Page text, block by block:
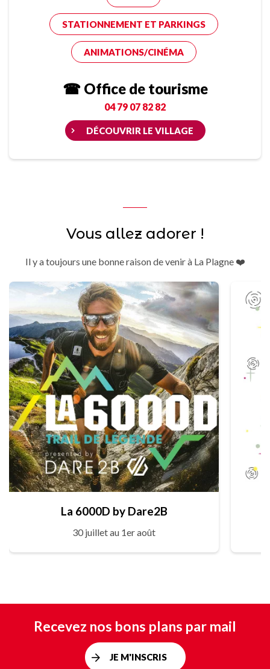
STATIONNEMENT ET PARKINGS
ANIMATIONS/CINÉMA
☎ Office de tourisme
04 79 07 82 82
DÉCOUVRIR LE VILLAGE
Vous allez adorer !
Il y a toujours une bonne raison de venir à La Plagne ❤️
La 6000D by Dare2B
30 juillet au 1er août
Recevez nos bons plans par mail
JE M'INSCRIS